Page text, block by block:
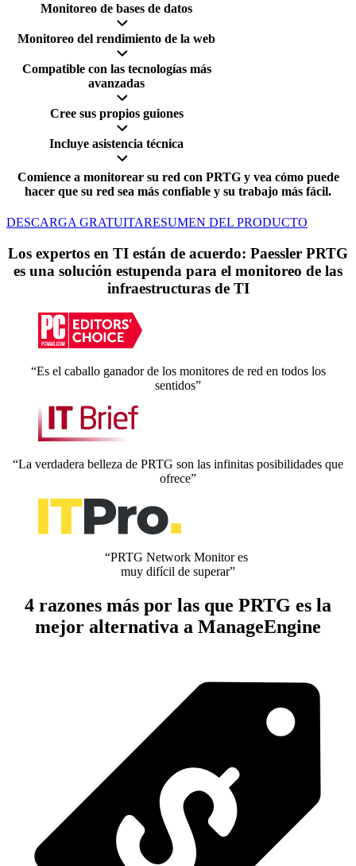
Monitoreo de bases de datos
Monitoreo del rendimiento de la web
Compatible con las tecnologías más
avanzadas
Cree sus propios guiones
Incluye asistencia técnica
Comience a monitorear su red con PRTG y vea cómo puede
hacer que su red sea más confiable y su trabajo más fácil.
DESCARGA GRATUITARESUMEN DEL PRODUCTO
Los expertos en TI están de acuerdo: Paessler PRTG
es una solución estupenda para el monitoreo de las
infraestructuras de TI
“Es el caballo ganador de los monitores de red en todos los
sentidos”
“La verdadera belleza de PRTG son las infinitas posibilidades que
ofrece”
“PRTG Network Monitor es
muy difícil de superar”
4 razones más por las que PRTG es la
mejor alternativa a ManageEngine